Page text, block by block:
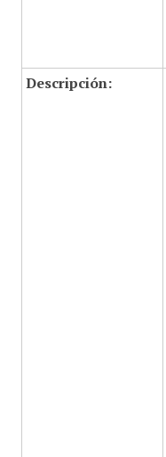
Descripción: